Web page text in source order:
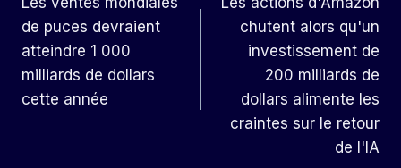
De
L’article
de puces devraient
atteindre 1 000
milliards de dollars
cette année
chutent alors qu'un
investissement de
200 milliards de
dollars alimente les
craintes sur le retour
de l'IA